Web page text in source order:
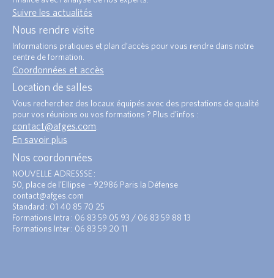
Suivre les actualités
Nous rendre visite
Informations pratiques et plan d’accès pour vous rendre dans notre
centre de formation.
Coordonnées et accès
Location de salles
Vous recherchez des locaux équipés avec des prestations de qualité
pour vos réunions ou vos formations ? Plus d’infos :
contact@afges.com.
En savoir plus
Nos coordonnées
NOUVELLE ADRESSSE :
50, place de l’Ellipse – 92986 Paris la Défense
contact@afges.com
Standard : 01 40 85 70 25
Formations Intra : 06 83 59 05 93 / 06 83 59 88 13
Formations Inter : 06 83 59 20 11